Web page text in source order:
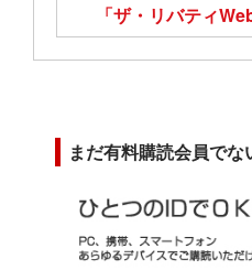
「ザ・リバティ
まだ有料購読会員でな